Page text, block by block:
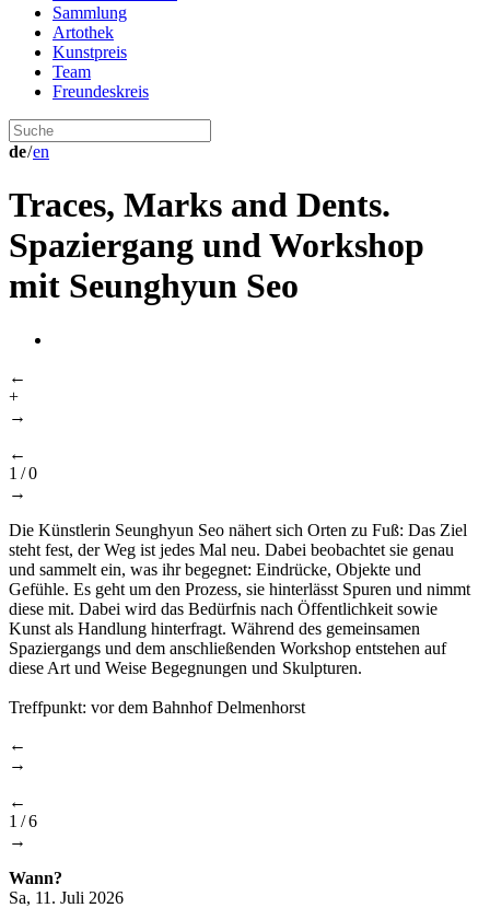
Sammlung
Artothek
Kunstpreis
Team
Freundeskreis
de/en
Traces, Marks and Dents.
Spaziergang und Workshop
mit Seunghyun Seo
←
+
→
←
1 /0
→
Die Künstlerin Seunghyun Seo nähert sich Orten zu Fuß: Das Ziel
steht fest, der Weg ist jedes Mal neu. Dabei beobachtet sie genau
und sammelt ein, was ihr begegnet: Eindrücke, Objekte und
Gefühle. Es geht um den Prozess, sie hinterlässt Spuren und nimmt
diese mit. Dabei wird das Bedürfnis nach Öffentlichkeit sowie
Kunst als Handlung hinterfragt. Während des gemeinsamen
Spaziergangs und dem anschließenden Workshop entstehen auf
diese Art und Weise Begegnungen und Skulpturen.
Treffpunkt: vor dem Bahnhof Delmenhorst
←
→
←
1 /6
→
Wann?
Sa, 11. Juli 2026